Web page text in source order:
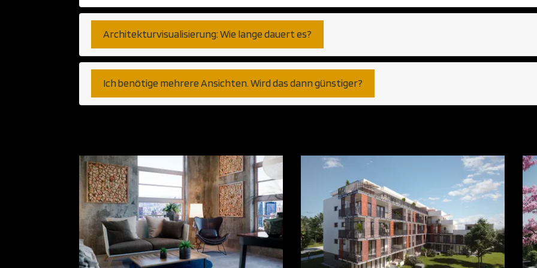
Architekturvisualisierung: Wie lange dauert es?
Ich benötige mehrere Ansichten. Wird das dann günstiger?